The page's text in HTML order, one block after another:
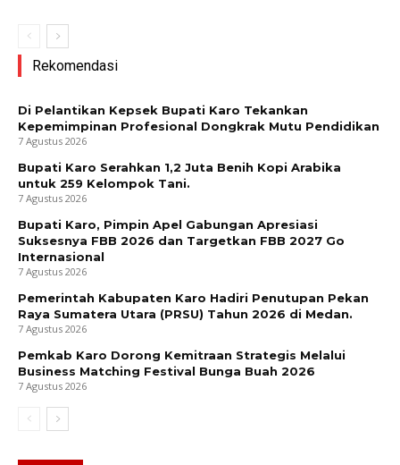
Rekomendasi
Di Pelantikan Kepsek Bupati Karo Tekankan
Kepemimpinan Profesional Dongkrak Mutu Pendidikan
7 Agustus 2026
Bupati Karo Serahkan 1,2 Juta Benih Kopi Arabika
untuk 259 Kelompok Tani.
7 Agustus 2026
Bupati Karo, Pimpin Apel Gabungan Apresiasi
Suksesnya FBB 2026 dan Targetkan FBB 2027 Go
Internasional
7 Agustus 2026
Pemerintah Kabupaten Karo Hadiri Penutupan Pekan
Raya Sumatera Utara (PRSU) Tahun 2026 di Medan.
7 Agustus 2026
Pemkab Karo Dorong Kemitraan Strategis Melalui
Business Matching Festival Bunga Buah 2026
7 Agustus 2026